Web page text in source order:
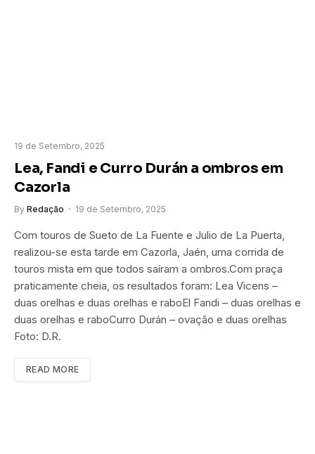
19 de Setembro, 2025
Lea, Fandi e Curro Durán a ombros em
Cazorla
By Redação 19 de Setembro, 2025
Com touros de Sueto de La Fuente e Julio de La Puerta,
realizou-se esta tarde em Cazorla, Jaén, uma corrida de
touros mista em que todos saíram a ombros.Com praça
praticamente cheia, os resultados foram: Lea Vicens –
duas orelhas e duas orelhas e raboEl Fandi – duas orelhas e
duas orelhas e raboCurro Durán – ovação e duas orelhas
Foto: D.R.
READ MORE